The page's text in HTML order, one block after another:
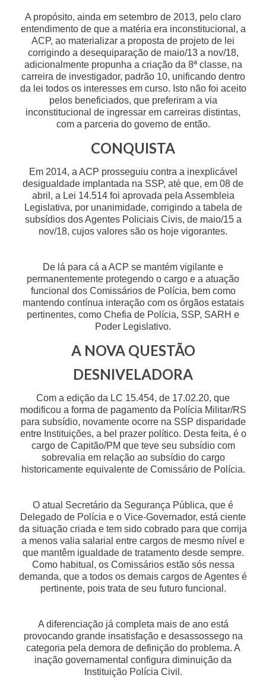
A propósito, ainda em setembro de 2013, pelo claro
entendimento de que a matéria era inconstitucional, a
ACP, ao materializar a proposta de projeto de lei
corrigindo a desequiparação de maio/13 a nov/18,
adicionalmente propunha a criação da 8ª classe, na
carreira de investigador, padrão 10, unificando dentro
da lei todos os interesses em curso. Isto não foi aceito
pelos beneficiados, que preferiram a via
inconstitucional de ingressar em carreiras distintas,
com a parceria do governo de então.
CONQUISTA
Em 2014, a ACP prosseguiu contra a inexplicável
desigualdade implantada na SSP, até que, em 08 de
abril, a Lei 14.514 foi aprovada pela Assembleia
Legislativa, por unanimidade, corrigindo a tabela de
subsídios dos Agentes Policiais Civis, de maio/15 a
nov/18, cujos valores são os hoje vigorantes.
De lá para cá a ACP se mantém vigilante e
permanentemente protegendo o cargo e a atuação
funcional dos Comissários de Polícia, bem como
mantendo contínua interação com os órgãos estatais
pertinentes, como Chefia de Polícia, SSP, SARH e
Poder Legislativo.
A NOVA QUESTÃO
DESNIVELADORA
Com a edição da LC 15.454, de 17.02.20, que
modificou a forma de pagamento da Polícia Militar/RS
para subsídio, novamente ocorre na SSP disparidade
entre Instituições, a bel prazer político. Desta feita, é o
cargo de Capitão/PM que teve seu subsídio com
sobrevalia em relação ao subsídio do cargo
historicamente equivalente de Comissário de Polícia.
O atual Secretário da Segurança Pública, que é
Delegado de Polícia e o Vice-Governador, está ciente
da situação criada e tem sido cobrado para que corrija
a menos valia salarial entre cargos de mesmo nível e
que mantêm igualdade de tratamento desde sempre.
Como habitual, os Comissários estão sós nessa
demanda, que a todos os demais cargos de Agentes é
pertinente, pois trata de seu futuro funcional.
A diferenciação já completa mais de ano está
provocando grande insatisfação e desassossego na
categoria pela demora de definição do problema. A
inação governamental configura diminuição da
Instituição Polícia Civil.